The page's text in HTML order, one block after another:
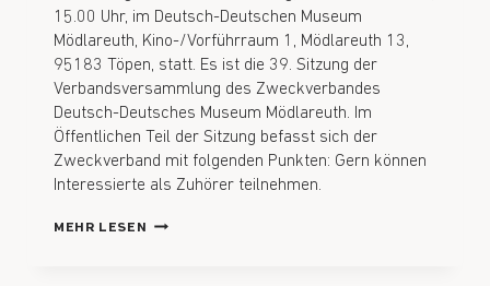
15.00 Uhr, im Deutsch-Deutschen Museum
Mödlareuth, Kino-/Vorführraum 1, Mödlareuth 13,
95183 Töpen, statt. Es ist die 39. Sitzung der
Verbandsversammlung des Zweckverbandes
Deutsch-Deutsches Museum Mödlareuth. Im
Öffentlichen Teil der Sitzung befasst sich der
Zweckverband mit folgenden Punkten: Gern können
Interessierte als Zuhörer teilnehmen.
MEHR LESEN